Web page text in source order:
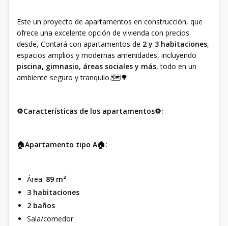
Este un proyecto de apartamentos en construcción, que
ofrece una excelente opción de vivienda con precios
desde, Contará con apartamentos de 2 y 3 habitaciones,
espacios amplios y modernas amenidades, incluyendo
piscina, gimnasio, áreas sociales y más, todo en un
ambiente seguro y tranquilo.🗺🌳
⚙️Características de los apartamentos⚙️:
🏠Apartamento tipo A🏠:
Área: 89 m²
3 habitaciones
2 baños
Sala/comedor